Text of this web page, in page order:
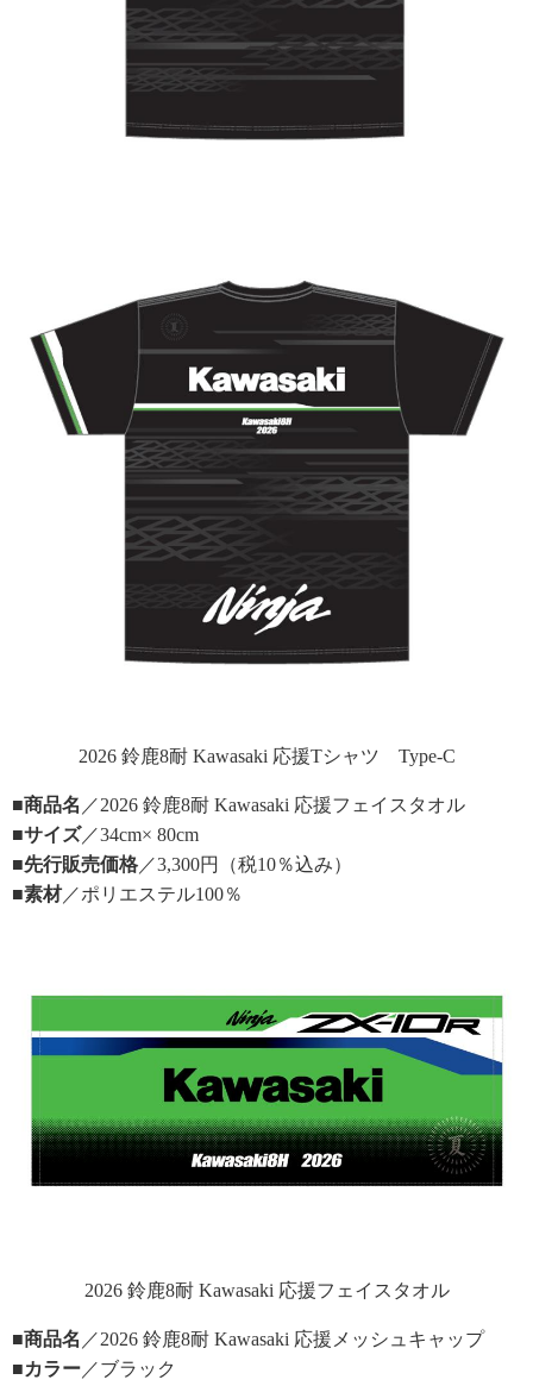
2026 鈴鹿8耐 Kawasaki 応援Tシャツ Type-C
■商品名 ／2026 鈴鹿8耐 Kawasaki 応援フェイスタオル
■サイズ／34cm× 80cm
■先行販売価格 ／3,300円（税10％込み）
■素材／ポリエステル100％
2026 鈴鹿8耐 Kawasaki 応援フェイスタオル
■商品名 ／2026 鈴鹿8耐 Kawasaki 応援メッシュキャップ
■カラー ／ブラック